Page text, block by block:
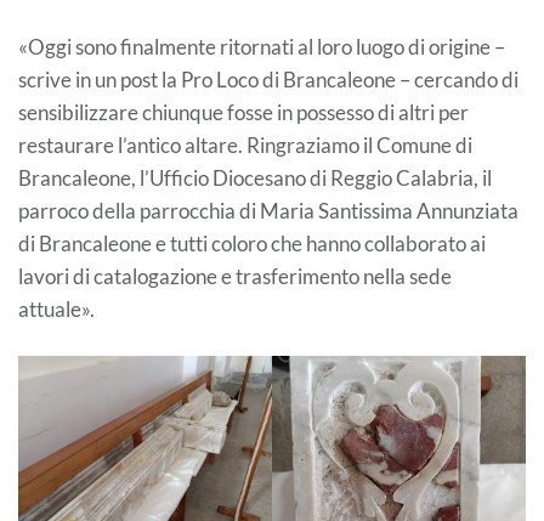
«Oggi sono finalmente ritornati al loro luogo di origine –
scrive in un post la Pro Loco di Brancaleone – cercando di
sensibilizzare chiunque fosse in possesso di altri per
restaurare l’antico altare. Ringraziamo il Comune di
Brancaleone, l’Ufficio Diocesano di Reggio Calabria, il
parroco della parrocchia di Maria Santissima Annunziata
di Brancaleone e tutti coloro che hanno collaborato ai
lavori di catalogazione e trasferimento nella sede
attuale».